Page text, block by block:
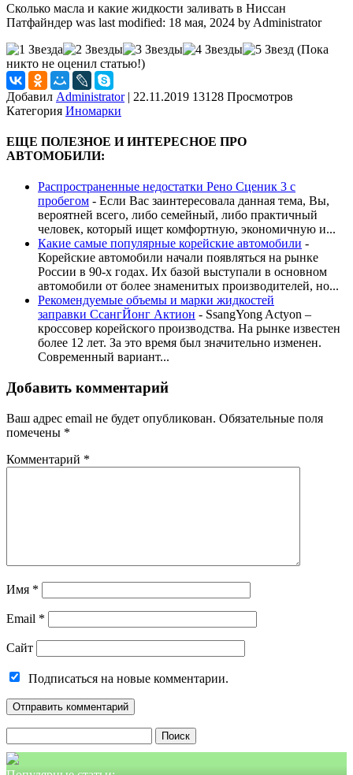
Сколько масла и какие жидкости заливать в Ниссан
Патфайндер was last modified: 18 мая, 2024 by Administrator
(Пока
никто не оценил статью!)
Добавил Administrator | 22.11.2019 13128 Просмотров
Категория Иномарки
ЕЩЕ ПОЛЕЗНОЕ И ИНТЕРЕСНОЕ ПРО
АВТОМОБИЛИ:
Распространенные недостатки Рено Сценик 3 с
пробегом - Если Вас заинтересовала данная тема, Вы,
вероятней всего, либо семейный, либо практичный
человек, который ищет комфортную, экономичную и...
Какие самые популярные корейские автомобили -
Корейские автомобили начали появляться на рынке
России в 90-х годах. Их базой выступали в основном
автомобили от более знаменитых производителей, но...
Рекомендуемые объемы и марки жидкостей
заправки СсангЙонг Актион - SsangYong Actyon –
кроссовер корейского производства. На рынке известен
более 12 лет. За это время был значительно изменен.
Современный вариант...
Добавить комментарий
Ваш адрес email не будет опубликован. Обязательные поля
помечены *
Комментарий *
Имя *
Email *
Сайт
Подписаться на новые комментарии.